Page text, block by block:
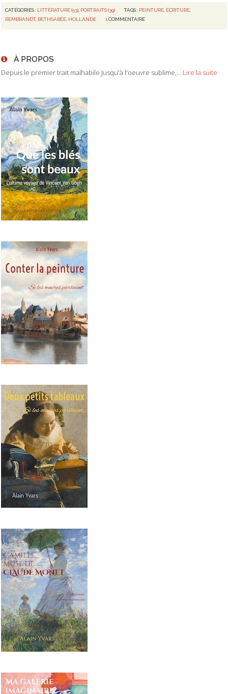
CATÉGORIES : LITTÉRATURE (53) PORTRAITS (39) TAGS : PEINTURE ÉCRITURE
REMBRANDT, BETHSABÉE, HOLLANDE 1 COMMENTAIRE
À PROPOS
Depuis le premier trait malhabile Jusqu'à l'oeuvre sublime,... Lire la suite